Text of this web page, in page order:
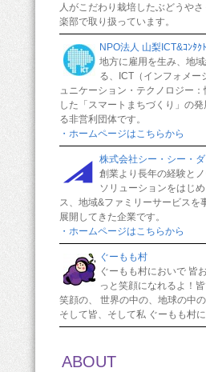
人がこだわり栽培したぶどうや
楽部で取り扱っています。
NPO法人 山梨ICT&ｺﾝﾀｸ
地方に雇用を生み、地
る、ICT（インフォメー
ュニケーション・テクノロジー
した「スマートまちづくり」の
る非営利団体です。
・ホームページはこちらから
株式会社シー・シー・
創業より長年の経験と
ソリューションをはじ
ス、地域&ファミリーサービスを
展開してきた企業です。
・ホームページはこちらから
ぐーもも村
ぐーもも村においで 皆
っと笑顔になれるよ！
笑顔の、 世界の中の、地球の中
そして皆、そして私 ぐーもも村
ABOUT